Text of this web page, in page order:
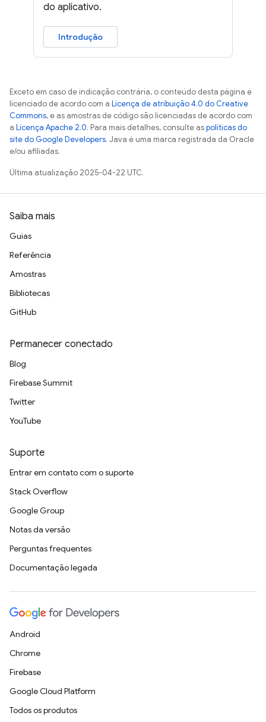
do aplicativo.
Introdução
Exceto em caso de indicação contrária, o conteúdo desta página é
licenciado de acordo com a Licença de atribuição 4.0 do Creative
Commons, e as amostras de código são licenciadas de acordo com
a Licença Apache 2.0. Para mais detalhes, consulte aspolíticas do
site do Google Developers. Java é uma marca registrada da Oracle
e/ou afiliadas.
Última atualização 2025-04-22 UTC.
Saiba mais
Guias
Referência
Amostras
Bibliotecas
GitHub
Permanecer conectado
Blog
Firebase Summit
Twitter
YouTube
Suporte
Entrar em contato com o suporte
Stack Overflow
Google Group
Notas da versão
Perguntas frequentes
Documentação legada
Android
Chrome
Firebase
Google Cloud Platform
Todos os produtos